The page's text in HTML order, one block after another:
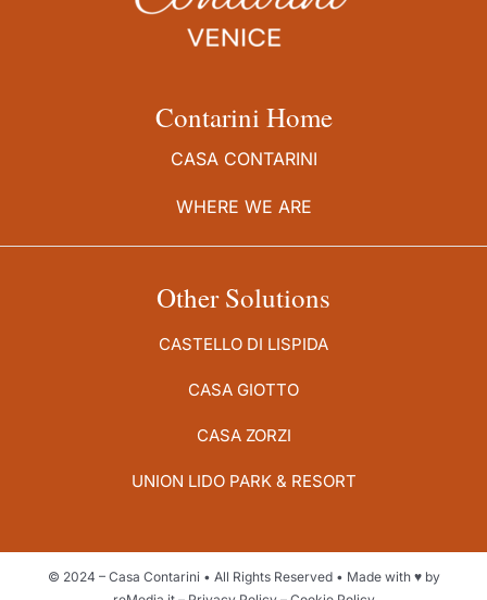
Contarini Home
CASA CONTARINI
WHERE WE ARE
Other Solutions
CASTELLO DI LISPIDA
CASA GIOTTO
CASA ZORZI
UNION LIDO PARK & RESORT
© 2024 – Casa Contarini • All Rights Reserved • Made with ♥️ by